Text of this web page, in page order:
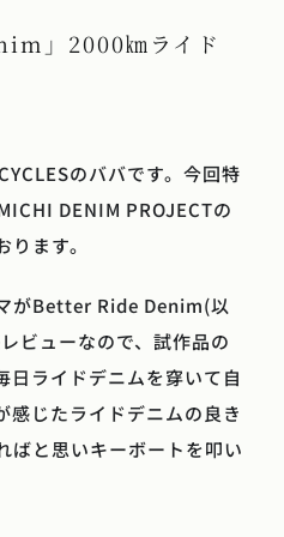
」2000㎞ライド
のババです。今回特
DENIM PROJECTの
ます。
がBetter Ride Denim(以
ビューなので、試作品の
日ライドデニムを穿いて自
感じたライドデニムの良き
ばと思いキーボートを叩い